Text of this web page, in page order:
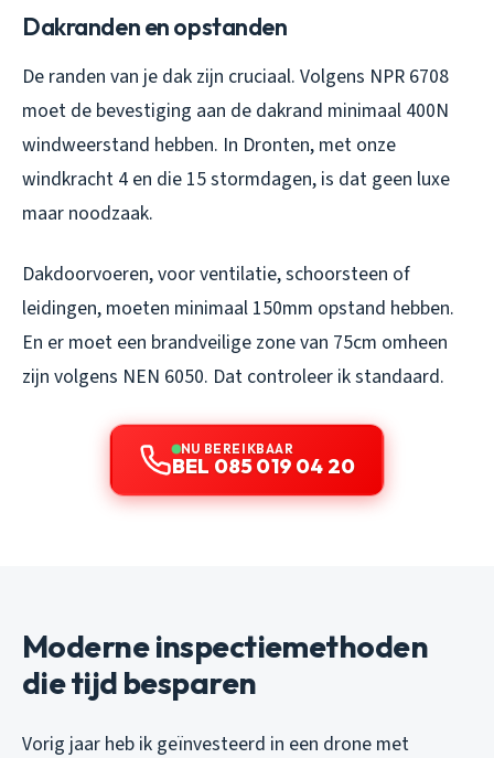
Dakranden en opstanden
De randen van je dak zijn cruciaal. Volgens NPR 6708
moet de bevestiging aan de dakrand minimaal 400N
windweerstand hebben. In Dronten, met onze
windkracht 4 en die 15 stormdagen, is dat geen luxe
maar noodzaak.
Dakdoorvoeren, voor ventilatie, schoorsteen of
leidingen, moeten minimaal 150mm opstand hebben.
En er moet een brandveilige zone van 75cm omheen
zijn volgens NEN 6050. Dat controleer ik standaard.
NU BEREIKBAAR
BEL 085 019 04 20
Moderne inspectiemethoden
die tijd besparen
Vorig jaar heb ik geïnvesteerd in een drone met